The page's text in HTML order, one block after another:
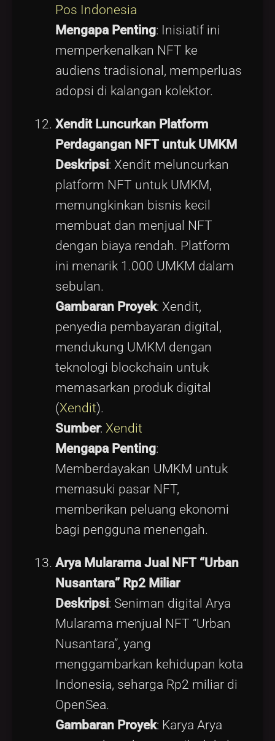
Pos Indonesia
Mengapa Penting: Inisiatif ini
memperkenalkan NFT ke
audiens tradisional, memperluas
adopsi di kalangan kolektor.
Xendit Luncurkan Platform
Perdagangan NFT untuk UMKM
Deskripsi: Xendit meluncurkan
platform NFT untuk UMKM,
memungkinkan bisnis kecil
membuat dan menjual NFT
dengan biaya rendah. Platform
ini menarik 1.000 UMKM dalam
sebulan.
Gambaran Proyek: Xendit,
penyedia pembayaran digital,
mendukung UMKM dengan
teknologi blockchain untuk
memasarkan produk digital
(Xendit).
Sumber: Xendit
Mengapa Penting:
Memberdayakan UMKM untuk
memasuki pasar NFT,
memberikan peluang ekonomi
bagi pengguna menengah.
Arya Mularama Jual NFT “Urban
Nusantara” Rp2 Miliar
Deskripsi: Seniman digital Arya
Mularama menjual NFT “Urban
Nusantara”, yang
menggambarkan kehidupan kota
Indonesia, seharga Rp2 miliar di
OpenSea.
Gambaran Proyek: Karya Arya